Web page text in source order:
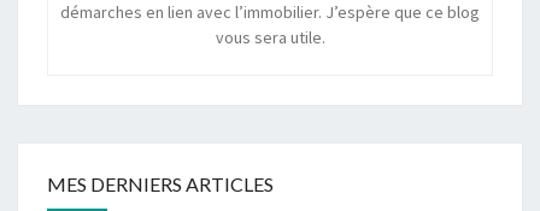
démarches en lien avec l’immobilier. J’espère que ce blog
vous sera utile.
MES DERNIERS ARTICLES